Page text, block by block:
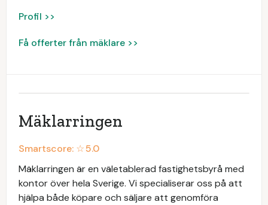
Profil >>
Få offerter från mäklare >>
Mäklarringen
Smartscore: ☆5.0
Mäklarringen är en väletablerad fastighetsbyrå med
kontor över hela Sverige. Vi specialiserar oss på att
hjälpa både köpare och säljare att genomföra